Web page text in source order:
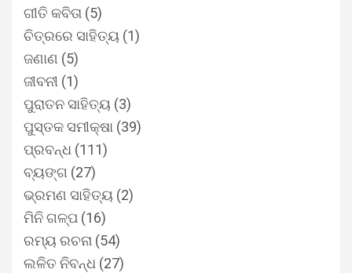
ଗୀତି କବିତା (5)
ଚିତ୍ରରେ ସାହିତ୍ୟ (1)
ଜଣାଣ (5)
ଜୀବନୀ (1)
ପୁରାତନ ସାହିତ୍ୟ (3)
ପୁସ୍ତକ ସମୀକ୍ଷା (39)
ପ୍ରବନ୍ଧ (111)
ବ୍ୟଙ୍ଗ (27)
ଭ୍ରମଣ ସାହିତ୍ୟ (2)
ମିନି ଗଳ୍ପ (16)
ରମ୍ୟ ରଚନା (54)
ଲଳିତ ନିବନ୍ଧ (27)